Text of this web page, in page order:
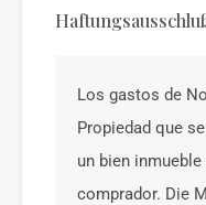
Los gastos de
Propiedad que
un bien
comprador. Die